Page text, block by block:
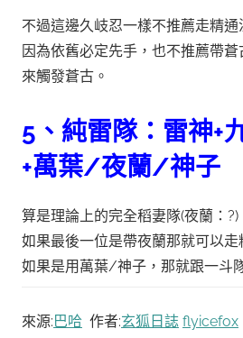
不過這邊久岐忍一樣不推薦走精通
因為依舊必定先手，也不推薦帶
來觸發蒼古。
5、純雷隊：雷神+
+萬葉/夜蘭/神子
算是理論上的完全稻妻隊(夜蘭：?)
如果最後一位是帶夜蘭那就可以走
如果是用萬葉/神子，那就跟一斗
來源: 巴哈 作者:玄狐日誌 flyicefox